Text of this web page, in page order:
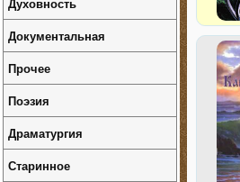
Документальная
Прочее
Поэзия
Драматургия
Старинное